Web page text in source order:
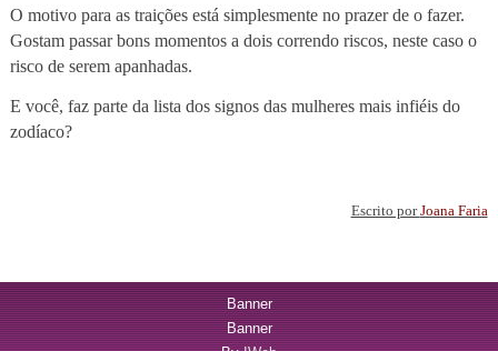
O motivo para as traições está simplesmente no prazer de o fazer.
Gostam passar bons momentos a dois correndo riscos, neste caso o
risco de serem apanhadas.
E você, faz parte da lista dos signos das mulheres mais infiéis do
zodíaco?
Escrito porJoana Faria
Banner
Banner